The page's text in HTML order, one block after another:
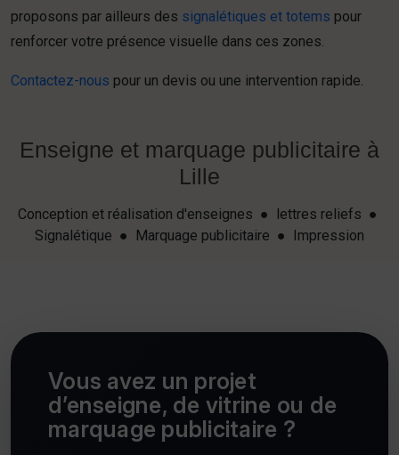
proposons par ailleurs des signalétiques et totems pour
renforcer votre présence visuelle dans ces zones.
Contactez-nous pour un devis ou une intervention rapide.
Enseigne et marquage publicitaire à
Lille
Conception et réalisation d'enseignes ● lettres reliefs ●
Signalétique ● Marquage publicitaire ● Impression
Vous avez un projet
d’enseigne, de vitrine ou de
marquage publicitaire ?